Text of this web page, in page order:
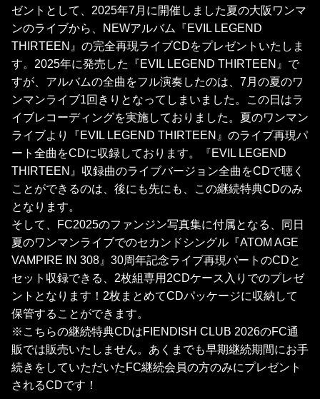
ゼントとして、2025年7月に開催しました夏の大阪ワンマ
ンのライブから、NEWアルバム『EVIL LEGEND
THIRTEEN』の完全再現ライブCDをプレゼントいたしま
す。2025年に発売した『EVIL LEGEND THIRTEEN』で
すが、アルバムの全曲をフル演奏したのは、7月の夏のワ
ンマンライブ1回きりとなってしまいました。この日はラ
イブレコーディングを実施しておりました。夏のワンマン
ライブより『EVIL LEGEND THIRTEEN』のライブ再現パ
ート全曲をCDに収録しております。『EVIL LEGEND
THIRTEEN』収録曲のライブバージョン全曲をCDで聴く
ことができるのは、後にも先にも、この継続特典CDのみ
となります。
そして、FC2025のファンジン写真集に付属となる、同日
夏のワンマンライブでのセカンドシングル『ATOM AGE
VAMPIRE IN 308』30周年記念ライブ再現パートのCDと
セット収録できる、2枚組専用2CDケース入りでのプレゼ
ントとなります！2枚まとめてCDパッケージに収納して
保管することができます。
※こちらの継続特典CDはFIENDISH CLUB 2026のFC通
販では販売いたしません。あくまでも早期継続期間にお手
続きをしていただいたFC継続会員の方のみにプレゼント
されるCDです！